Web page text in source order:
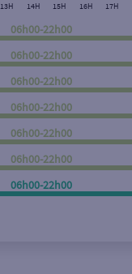
13H 14H 15H 16H 17H
06h00-22h00
06h00-22h00
06h00-22h00
06h00-22h00
06h00-22h00
06h00-22h00
06h00-22h00